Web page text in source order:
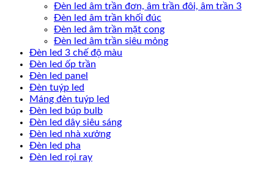
Đèn led âm trần đơn, âm trần đôi, âm trần 3
Đèn led âm trần khối đúc
Đèn led âm trần mặt cong
Đèn led âm trần siêu mỏng
Đèn led 3 chế độ màu
Đèn led ốp trần
Đèn led panel
Đèn tuýp led
Máng đèn tuýp led
Đèn led búp bulb
Đèn led dây siêu sáng
Đèn led nhà xưởng
Đèn led pha
Đèn led rọi ray